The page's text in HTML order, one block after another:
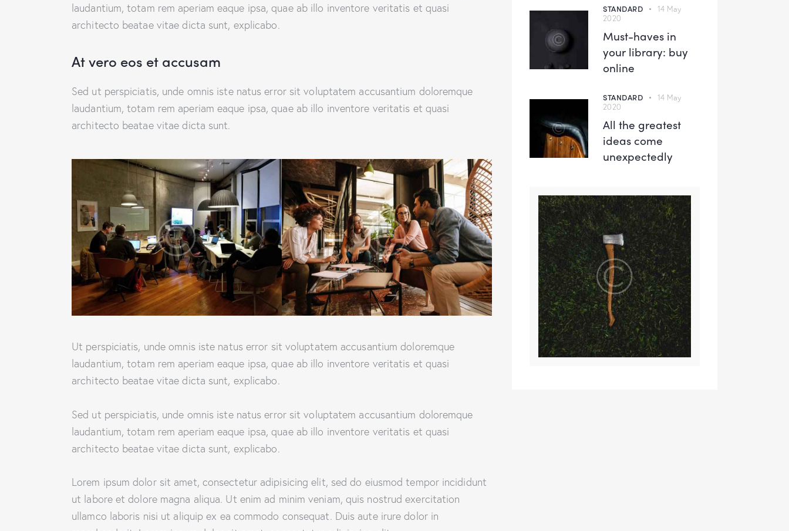
laudantium, totam rem aperiam eaque ipsa, quae ab illo inventore veritatis et quasi
architecto beatae vitae dicta sunt, explicabo.
At vero eos et accusam
Sed ut perspiciatis, unde omnis iste natus error sit voluptatem accusantium doloremque
laudantium, totam rem aperiam eaque ipsa, quae ab illo inventore veritatis et quasi
architecto beatae vitae dicta sunt.
Ut perspiciatis, unde omnis iste natus error sit voluptatem accusantium doloremque
laudantium, totam rem aperiam eaque ipsa, quae ab illo inventore veritatis et quasi
architecto beatae vitae dicta sunt, explicabo.
Sed ut perspiciatis, unde omnis iste natus error sit voluptatem accusantium doloremque
laudantium, totam rem aperiam eaque ipsa, quae ab illo inventore veritatis et quasi
architecto beatae vitae dicta sunt, explicabo.
Lorem ipsum dolor sit amet, consectetur adipisicing elit, sed do eiusmod tempor incididunt
ut labore et dolore magna aliqua. Ut enim ad minim veniam, quis nostrud exercitation
ullamco laboris nisi ut aliquip ex ea commodo consequat. Duis aute irure dolor in
STANDARD
14 May
2020
Must-haves in
your library: buy
online
STANDARD
14 May
2020
All the greatest
ideas come
unexpectedly